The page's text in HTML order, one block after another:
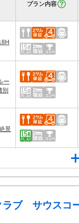
プラン内容
ー
景
ラブ サウスコ